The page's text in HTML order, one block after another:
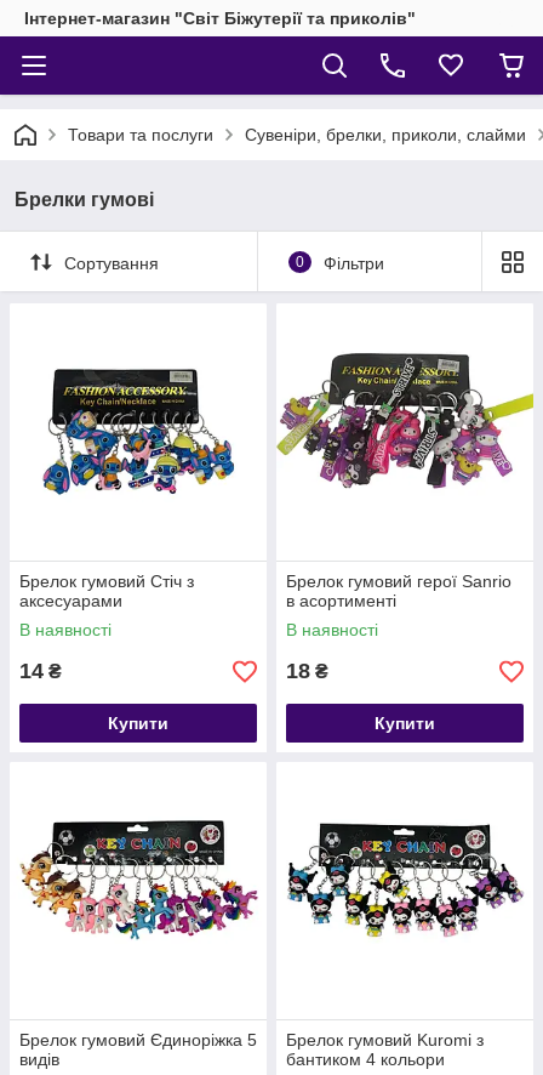
Інтернет-магазин "Світ Біжутерії та приколів"
Товари та послуги Сувеніри, брелки, приколи, слайми
Брелки гумові
Сортування 0 Фільтри
Брелок гумовий Стіч з
аксесуарами
В наявності
14 ₴
Купити
Брелок гумовий герої Sanrio
в асортименті
В наявності
18 ₴
Купити
Брелок гумовий Єдиноріжка 5
видів
Брелок гумовий Kuromi з
бантиком 4 кольори